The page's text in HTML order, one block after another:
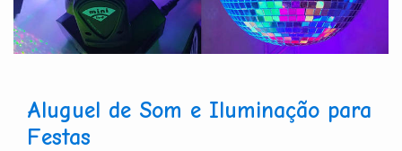
Aluguel de Som e Iluminação para
Festas